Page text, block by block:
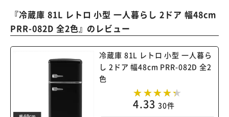
『冷蔵庫 81L レトロ 小型 一人暮らし 2ドア 幅48cm
PRR-082D 全2色』のレビュー
冷蔵庫 81L レトロ 小型 一人暮ら
し 2ドア 幅48cm PRR-082D 全2
色
4.33 30件